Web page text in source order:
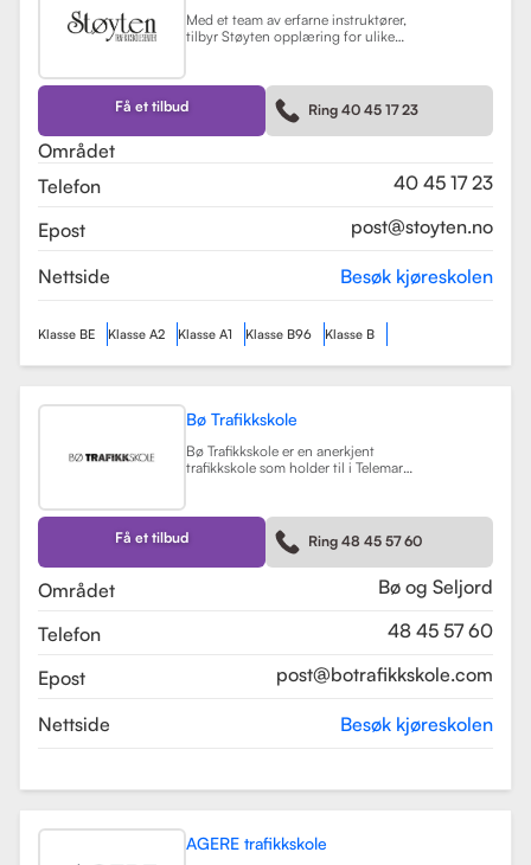
Med et team av erfarne instruktører,
tilbyr Støyten opplæring for ulike
kurs som trafikalt grunnkurs og
mørkekjøring. Skolen er kjent for sin
fleksibilitet og tilpasning til elevenes
behov, noe som gjør
Få et tilbud Ring 40 45 17 23
Området
Telefon
40 45 17 23
Epost
post@stoyten.no
Nettside Besøk kjøreskolen
Klasse BE Klasse A2 Klasse A1 Klasse B96 Klasse B
Bø Trafikkskole
Bø Trafikkskole er en anerkjent
trafikkskole som holder til i Telemark,
elever. Skolen tilbyr opplæring for
førerkort i klasse B, B96 og BE, samt
en rekke kurs som trafikalt
grunnkurs, mørkekjøring, førstehjelp
Få et tilbud Ring 48 45 57 60
Området
Bø og Seljord
Telefon
48 45 57 60
Epost
post@botrafikkskole.com
Nettside Besøk kjøreskolen
AGERE trafikkskole